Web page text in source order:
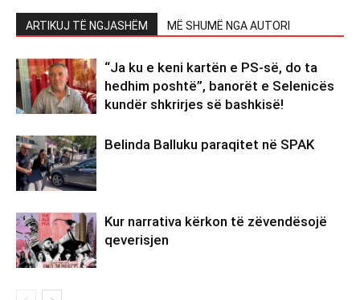
ARTIKUJ TË NGJASHËM MË SHUMË NGA AUTORI
“Ja ku e keni kartën e PS-së, do ta
hedhim poshtë”, banorët e Selenicës
kundër shkrirjes së bashkisë!
Belinda Balluku paraqitet në SPAK
Kur narrativa kërkon të zëvendësojë
qeverisjen